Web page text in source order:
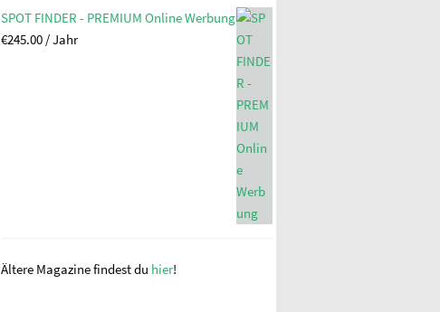
SPOT FINDER - PREMIUM Online Werbung
€245.00 / Jahr
Ältere Magazine findest du hier!